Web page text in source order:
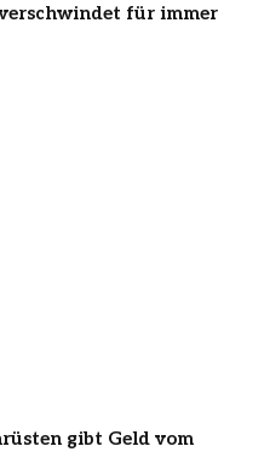
für immer
gibt Geld vom